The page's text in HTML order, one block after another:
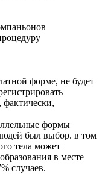
форме, не будет
фактически,
формы
был выбор. в том
тела может
в месте
случаев.